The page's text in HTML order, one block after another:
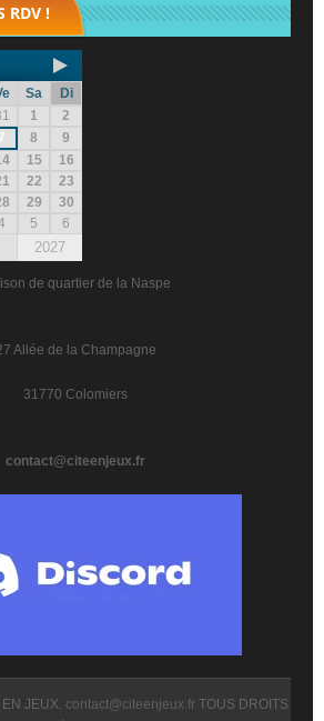
RDV !
Sa
Di
1 2
7 8 9
15 16
22 23
29 30
5 6
2027
de quartier de la Naspe
Allée de la Champagne
31770 Colomiers
contact@citeenjeux.fr
JEUX. contact@citeenjeux.fr TOUS DROITS